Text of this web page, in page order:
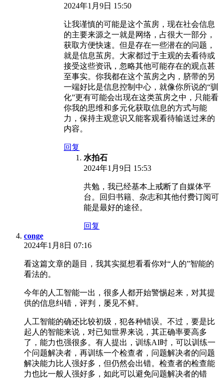
2024年1月9日 15:50
让我谨慎的可能是这个茧房，现在社会信息
的主要来源之一就是网络，占很大一部分，
获取方便快速。但是存在一些潜在的问题，
就是信息茧房。大家都过于主观的去看待或
接受这些资讯，忽略其他可能存在的观点甚
至事实。你我都在这个茧房之内，脐带的另
一端好比是信息控制中心，就像你所说的“驯
化”更有可能会出现在这类茧房之中，只能看
你我的思维和多元化获取信息的方式与能
力，保持主观意识又能客观看待输送过来的
内容。
回复
水拍石
2024年1月9日 15:53
共勉，我已经基本上戒断了自媒体平
台。回归书籍、杂志和其他付费订阅可
能是最好的途径。
回复
conge
2024年1月8日 07:16
看这篇文章的题目，我其实挺想看看你对“人的”智能的
看法的。
今年的人工智能一出，很多人都开始警惕起来，对其提
供的信息纠错，评判，屡见不鲜。
人工智能的确还比较初级，犯各种错误。不过，要是比
起人的智能来说，对已知世界来说，其正确率要高多
了，能力也强很多。有人提出，训练AI时，可以训练一
个问题解决者，再训练一个检查者，问题解决者的问题
解决能力比人强好多，但仍然会出错。检查者的检查能
力也比一般人强好多，如此可以避免问题解决者的错